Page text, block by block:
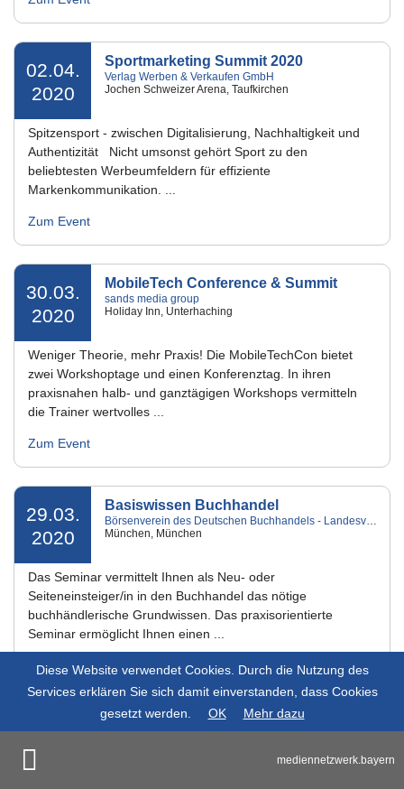
02.04.
2020
Sportmarketing Summit 2020
Verlag Werben & Verkaufen GmbH
Jochen Schweizer Arena, Taufkirchen
Spitzensport - zwischen Digitalisierung, Nachhaltigkeit und
Authentizität Nicht umsonst gehört Sport zu den
beliebtesten Werbeumfeldern für effiziente
Markenkommunikation. ...
Zum Event
30.03.
2020
MobileTech Conference & Summit
sands media group
Holiday Inn, Unterhaching
Weniger Theorie, mehr Praxis! Die MobileTechCon bietet
zwei Workshoptage und einen Konferenztag. In ihren
praxisnahen halb- und ganztägigen Workshops vermitteln
die Trainer wertvolles ...
Zum Event
29.03.
2020
Basiswissen Buchhandel
Börsenverein des Deutschen Buchhandels - Landesverband Bayern e.V.
München, München
Das Seminar vermittelt Ihnen als Neu- oder
Seiteneinsteiger/in in den Buchhandel das nötige
buchhändlerische Grundwissen. Das praxisorientierte
Seminar ermöglicht Ihnen einen ...
Zum Event
27.03.
H4 Hotel München Messe, Münchenmediennetzwerk.bayern
Diese Website verwendet Cookies. Durch die Nutzung des
Services erklären Sie sich damit einverstanden, dass Cookies
gesetzt werden.
OK Mehr dazu